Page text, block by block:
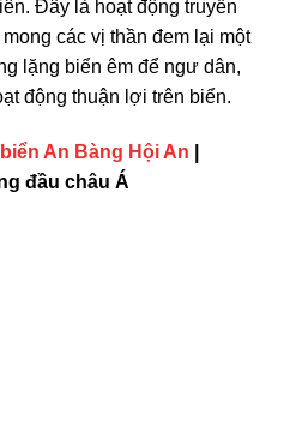
Đây là hoạt động truyền
các vị thần đem lại một
lặng biển êm để ngư dân,
động thuận lợi trên biển.
biển An Bàng Hội An
đầu châu Á